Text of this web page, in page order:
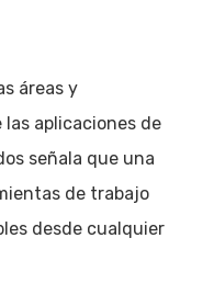
áreas y
las aplicaciones de
señala que una
de trabajo
desde cualquier